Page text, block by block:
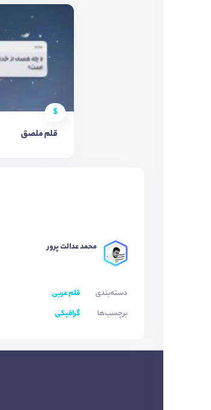
$
قلم ملصق
محمد عدالت پرور
دسته‌بندی
قلم عربی
برچسب‌ها
گرافیکی